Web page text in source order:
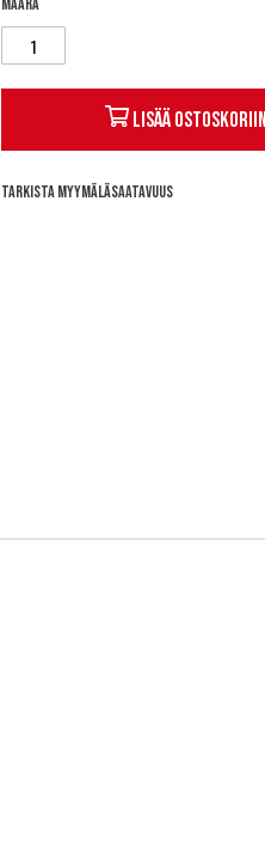
Määrä
Lisää ostoskoriin
Tarkista myymäläsaatavuus